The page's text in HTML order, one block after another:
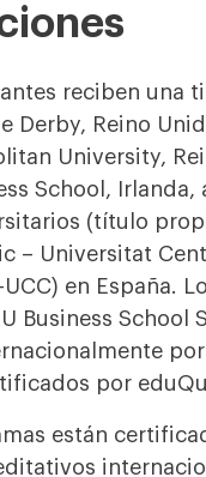
reciben una
Derby, Reino
University,
School, Irlanda,
(título
– Universitat
en España.
Business School
por
por
están